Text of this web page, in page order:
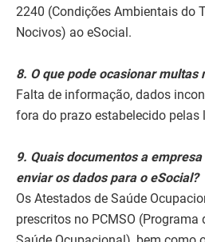
2240 (Condições Ambientais do
Nocivos) ao eSocial.
8. O que pode ocasionar multas
Falta de informação, dados
fora do prazo estabelecido pelas
9. Quais documentos a
enviar os dados para o eSocial?
Os Atestados de Saúde
prescritos no PCMSO (Programa